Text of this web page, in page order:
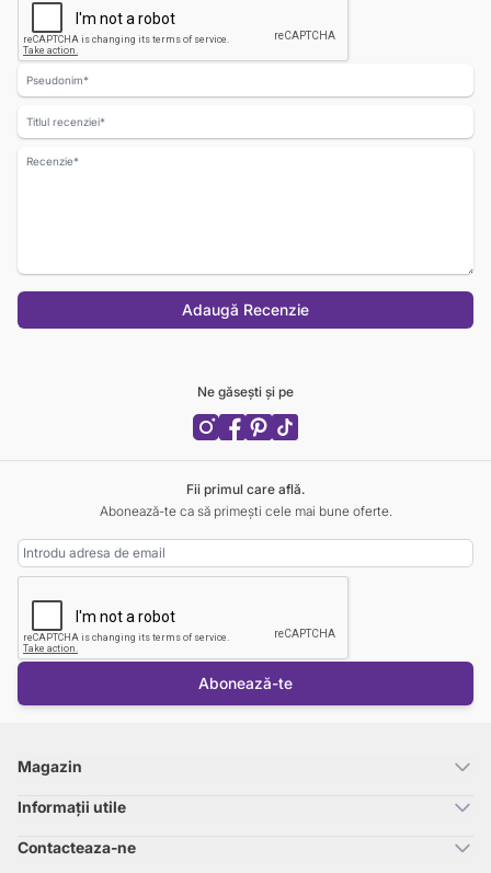
Nume
Titlul recenziei
Recenzie
Adaugă Recenzie
Ne găsești și pe
Fii primul care află.
Abonează-te ca să primești cele mai bune oferte.
Adresa Email
Abonează-te
Magazin
Informații utile
Contacteaza-ne